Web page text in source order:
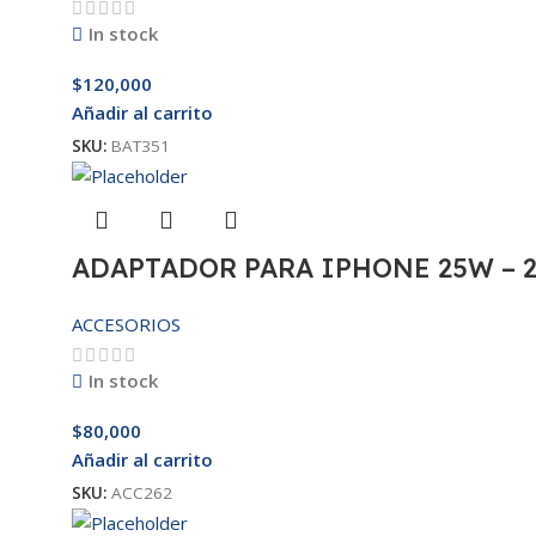
In stock
$120,000
Añadir al carrito
SKU: BAT351
ADAPTADOR PARA IPHONE 25W –
ACCESORIOS
In stock
$80,000
Añadir al carrito
SKU: ACC262